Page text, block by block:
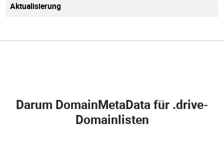
Aktualisierung
Darum DomainMetaData für .drive-
Domainlisten